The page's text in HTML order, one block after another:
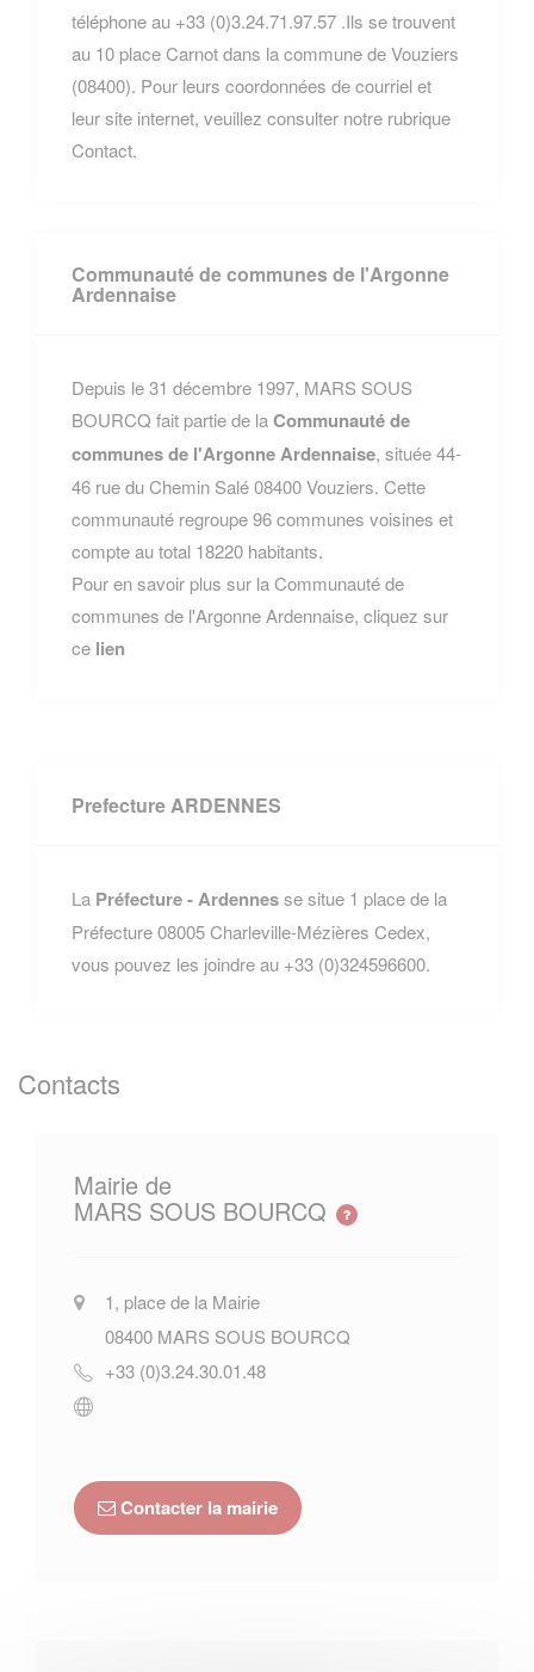
téléphone au +33 (0)3.24.71.97.57 .Ils se trouvent
au 10 place Carnot dans la commune de Vouziers
(08400). Pour leurs coordonnées de courriel et
leur site internet, veuillez consulter notre rubrique
Contact.
Communauté de communes de l'Argonne
Ardennaise
Depuis le 31 décembre 1997, MARS SOUS
BOURCQ fait partie de laCommunauté de
communes de l'Argonne Ardennaise, située 44-
46 rue du Chemin Salé 08400 Vouziers. Cette
communauté regroupe 96 communes voisines et
compte au total 18220 habitants.
Pour en savoir plus sur la Communauté de
communes de l'Argonne Ardennaise, cliquez sur
ce lien
Prefecture ARDENNES
La Préfecture - Ardennesse situe 1 place de la
Préfecture 08005 Charleville-Mézières Cedex,
vous pouvez les joindre au +33 (0)324596600.
Contacts
Mairie de
MARS SOUS BOURCQ
1, place de la Mairie
08400 MARS SOUS BOURCQ
+33 (0)3.24.30.01.48
Contacter la mairie